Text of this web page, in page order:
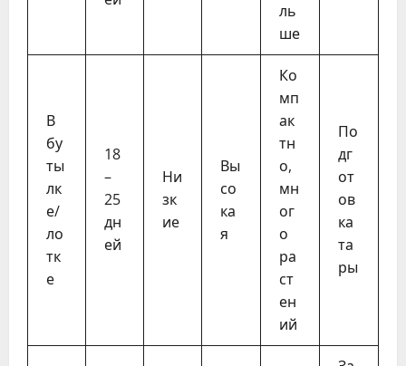
ль
ше
В
бу
ты
лк
е/
ло
тк
е
18
–
25
дн
ей
Ни
зк
ие
Вы
со
ка
я
Ко
мп
ак
тн
о,
мн
ог
о
ра
ст
ен
ий
По
дг
от
ов
ка
та
ры